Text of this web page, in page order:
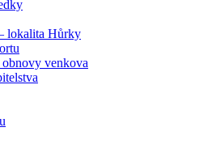
lokalita Hůrky
venkova